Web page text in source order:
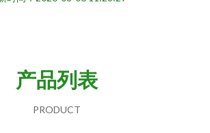
产品列表
PRODUCT